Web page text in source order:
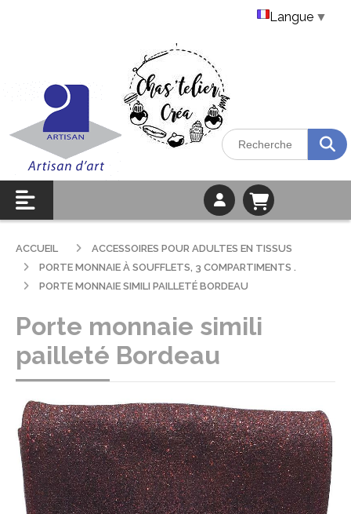
ACCUEIL
ACCESSOIRES POUR ADULTES EN TISSUS
PORTE MONNAIE À SOUFFLETS, 3 COMPARTIMENTS .
PORTE MONNAIE SIMILI PAILLETÉ BORDEAU
Porte monnaie simili
pailleté Bordeau
Langue ▼